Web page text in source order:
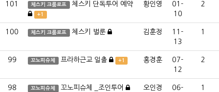
101 체스키 크룸로프 체스키 단독투어 예약
+1
황인영
01-
10
2
100 체스키 크룸로프 체스키 벌룬 김훈정
11-
13
1
99 꼬노피슈체 프라하근교 일출 +1 홍경훈
07-
12
2
98 꼬노피슈체 꼬노피슈체 _조인투어 오인경
06-
1